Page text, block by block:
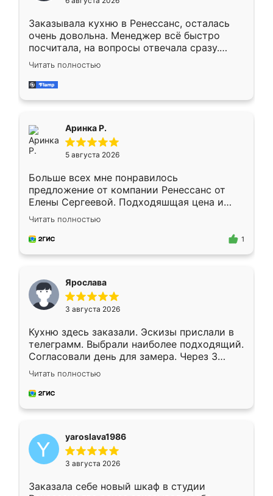
мебели буду заказывать только здесь.
Заказывала кухню в Ренессанс, осталась
очень довольна. Менеджер всё быстро
посчитала, на вопросы отвечала сразу.
Замерщик приехал в субботу, подошёл к
делу со всей ответственностью. Собрали
за день, ребята работали аккуратно, даже
Читать полностью
Аринка Р.
5 августа 2026
Больше всех мне понравилось
предложение от компании Ренессанс от
Елены Сергеевой. Подходяшщая цена и
короткие сроки изготовления. Приехавший
для замера сотрудник Владислав
предложил по моему эскизу самый
Читать полностью
1
Ярослава
3 августа 2026
Кухню здесь заказали. Эскизы прислали в
телеграмм. Выбрали наиболее подходящий.
Согласовали день для замера. Через 3
недели кухня была уже готова. Остались
довольны работой. Спасибо Ренессанс
мебель за качественную работу!
Читать полностью
yaroslava1986
3 августа 2026
Заказала себе новый шкаф в студии